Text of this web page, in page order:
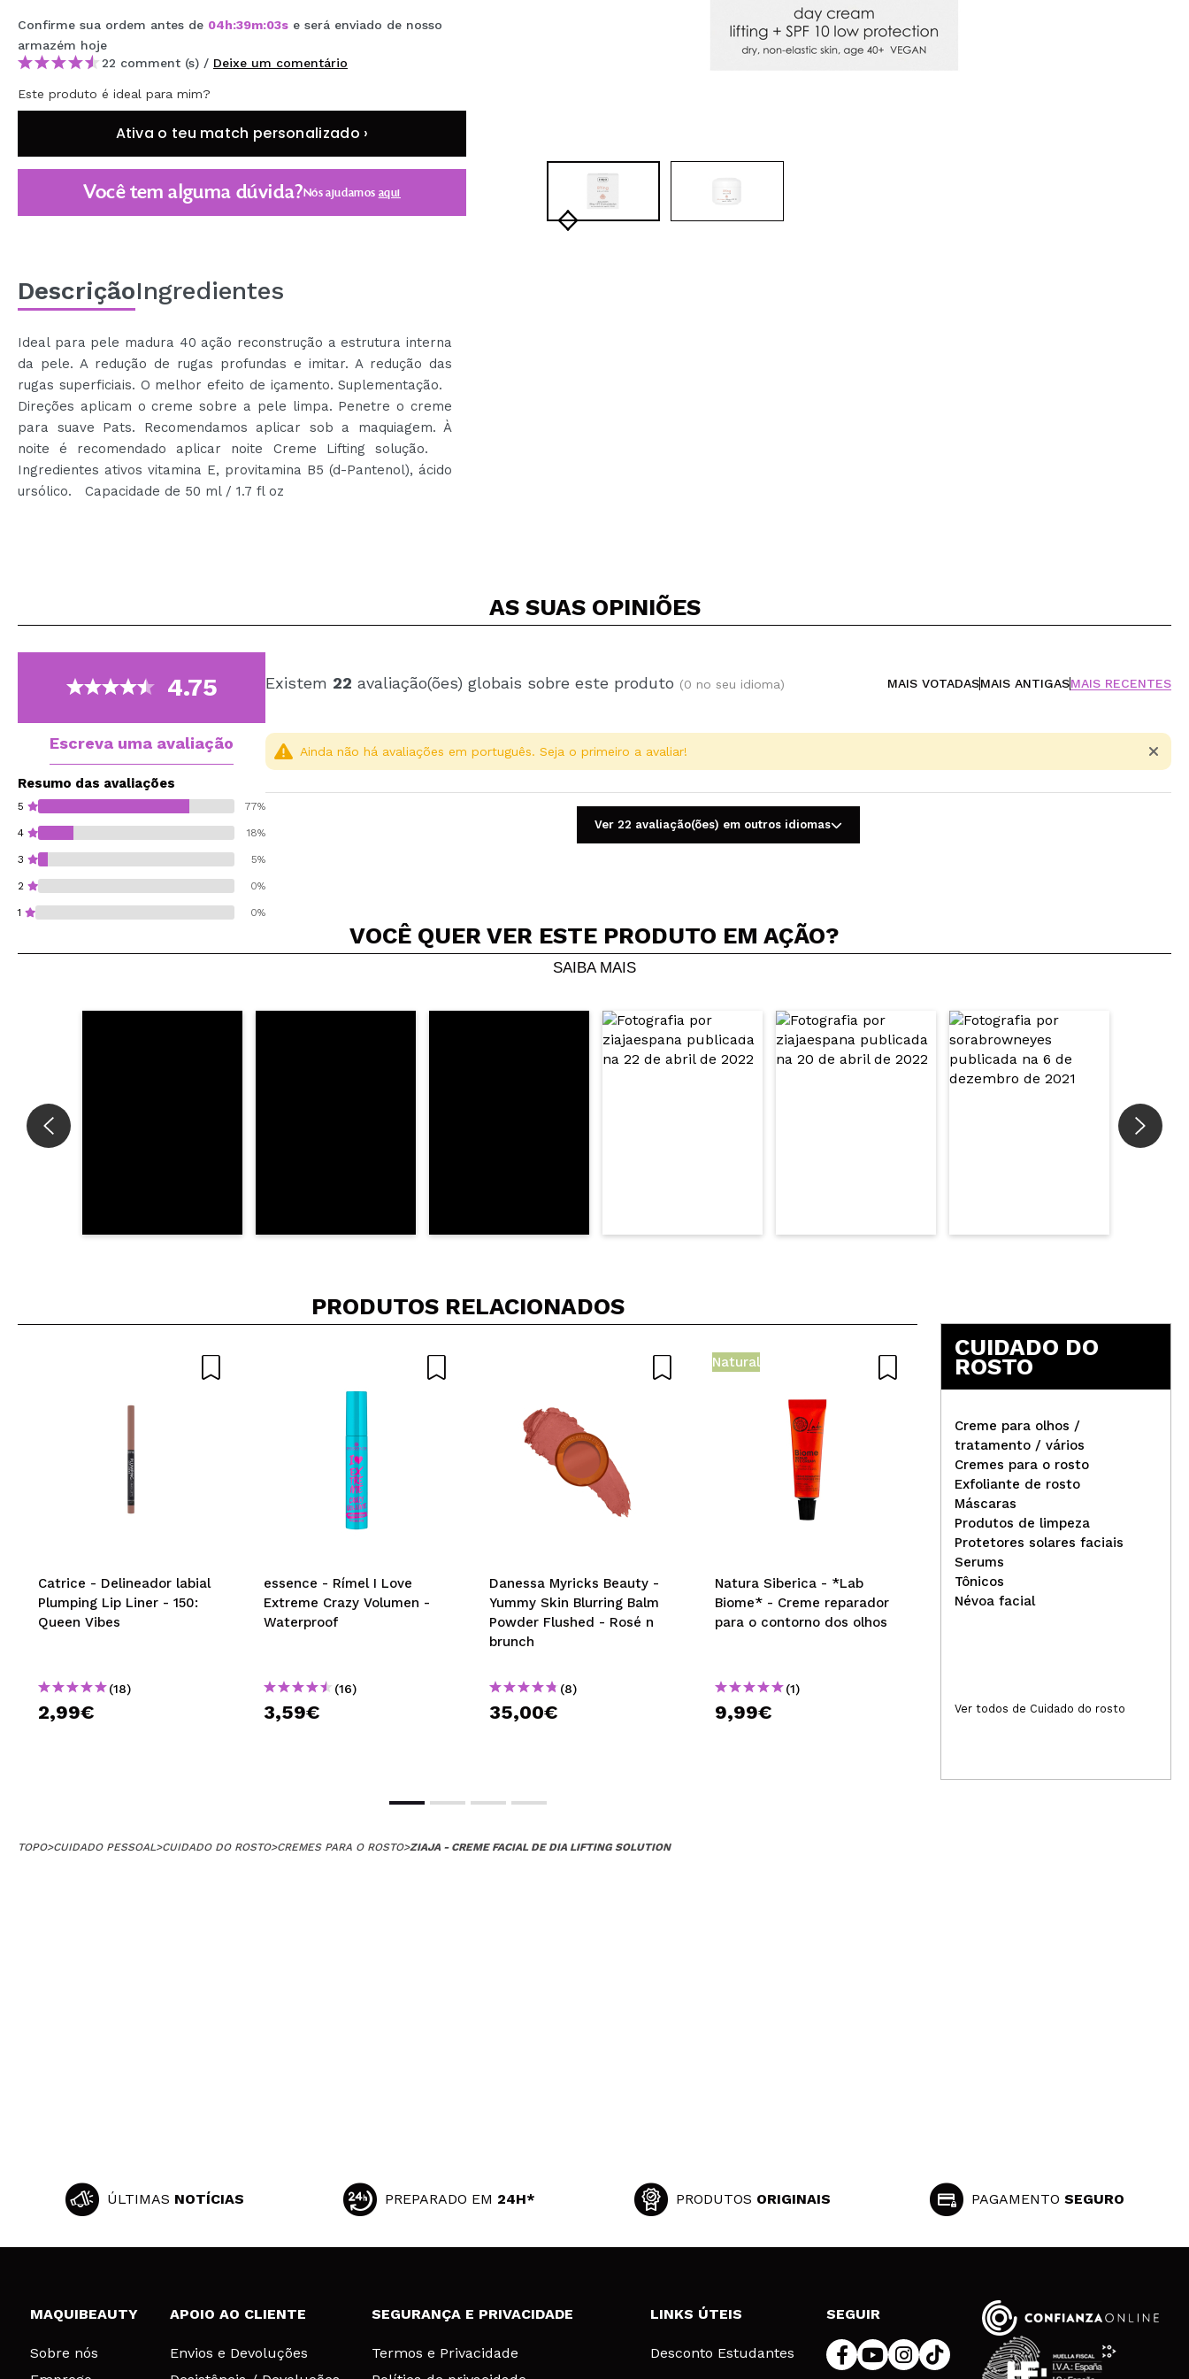
MAQUIFARMA
KOREA ZONE
TRAVEL SIZE
DESCONTOS
OUTLET
EM BREVE
CRIAR CONTA
Confirme sua ordem antes de 04h:39m:03s e será enviado de nosso
armazém hoje
22 comment (s) / Deixe um comentário
Este produto é ideal para mim?
Ativa o teu match personalizado ›
Você tem alguma dúvida?Nós ajudamos aqui
DescriçãoIngredientes
Ideal para pele madura 40 ação reconstrução a estrutura interna
da pele. A redução de rugas profundas e imitar. A redução das
rugas superficiais. O melhor efeito de içamento. Suplementação.
Direções aplicam o creme sobre a pele limpa. Penetre o creme
para suave Pats. Recomendamos aplicar sob a maquiagem. À
noite é recomendado aplicar noite Creme Lifting solução.
Ingredientes ativos vitamina E, provitamina B5 (d-Pantenol), ácido
ursólico. Capacidade de 50 ml / 1.7 fl oz
AS SUAS OPINIÕES
4.75
Escreva uma avaliação
Resumo das avaliações
5 77%
4 18%
3 5%
2 0%
1 0%
Existem 22 avaliação(ões) globais sobre este produto (0 no seu idioma) MAIS VOTADASMAIS ANTIGASMAIS RECENTES
Compartilhar um vídeo ou uma foto
Seu vídeo pode ser o primeiro. Imagine isso...
5/5
Ainda não há avaliações em português. Seja o primeiro a avaliar!
Ver 22 avaliação(ões) em outros idiomas
VOCÊ QUER VER ESTE PRODUTO EM AÇÃO?
SAIBA MAIS
PRODUTOS RELACIONADOS
Catrice - Delineador labial
Plumping Lip Liner - 150:
Queen Vibes
(18)
2,99€
essence - Rímel I Love
Extreme Crazy Volumen -
Waterproof
(16)
3,59€
Danessa Myricks Beauty -
Yummy Skin Blurring Balm
Powder Flushed - Rosé n
brunch
(8)
35,00€
Natural
Natura Siberica - *Lab
Biome* - Creme reparador
para o contorno dos olhos
(1)
9,99€
Real Techniques - Mini Base
& Blush Brush Duo - 407 +
200
13,99€
CUIDADO DO
ROSTO
Creme para olhos /
tratamento / vários
Cremes para o rosto
Exfoliante de rosto
Máscaras
Produtos de limpeza
Protetores solares faciais
Serums
Tônicos
Névoa facial
Ver todos de Cuidado do rosto
TOPO>CUIDADO PESSOAL>CUIDADO DO ROSTO>CREMES PARA O ROSTO>ZIAJA - CREME FACIAL DE DIA LIFTING SOLUTION
ÚLTIMAS NOTÍCIAS PREPARADO EM 24H* PRODUTOS ORIGINAIS PAGAMENTOSEGURO
MAQUIBEAUTY
Sobre nós
APOIO AO CLIENTE
Envios e Devoluções
SEGURANÇA E PRIVACIDADE
Termos e Privacidade
LINKS ÚTEIS
Desconto Estudantes
SEGUIR